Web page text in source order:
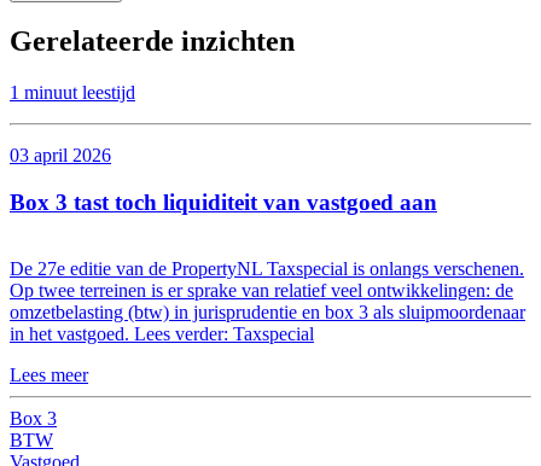
Gerelateerde inzichten
1 minuut leestijd
03 april 2026
Box 3 tast toch liquiditeit van vastgoed aan
De 27e editie van de PropertyNL Taxspecial is onlangs verschenen.
Op twee terreinen is er sprake van relatief veel ontwikkelingen: de
omzetbelasting (btw) in jurisprudentie en box 3 als sluipmoordenaar
in het vastgoed. Lees verder: Taxspecial
Lees meer
Box 3
BTW
Vastgoed